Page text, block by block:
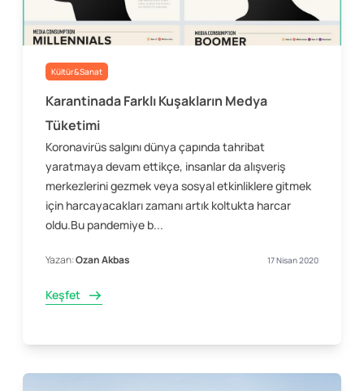
Kültür&Sanat
Karantinada Farklı Kuşakların Medya
Tüketimi
Koronavirüs salgını dünya çapında tahribat
yaratmaya devam ettikçe, insanlar da alışveriş
merkezlerini gezmek veya sosyal etkinliklere gitmek
için harcayacakları zamanı artık koltukta harcar
oldu.Bu pandemiye b...
Yazan:Ozan Akbas 17 Nisan 2020
Keşfet